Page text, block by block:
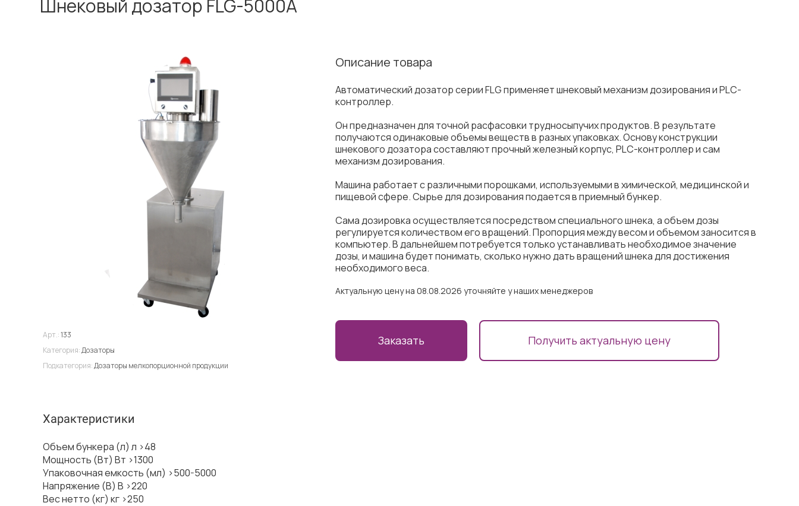
Шнековый дозатор FLG-5000A
Арт.:133
Категория:Дозаторы
Подкатегория:Дозаторы мелкопорционной продукции
Описание товара
Автоматический дозатор серии FLG применяет шнековый механизм дозирования и PLC-
контроллер.
Он предназначен для точной расфасовки трудносыпучих продуктов. В результате
получаются одинаковые объемы веществ в разных упаковках. Основу конструкции
шнекового дозатора составляют прочный железный корпус, PLC-контроллер и сам
механизм дозирования.
Машина работает с различными порошками, используемыми в химической, медицинской и
пищевой сфере. Сырье для дозирования подается в приемный бункер.
Сама дозировка осуществляется посредством специального шнека, а объем дозы
регулируется количеством его вращений. Пропорция между весом и объемом заносится в
компьютер. В дальнейшем потребуется только устанавливать необходимое значение
дозы, и машина будет понимать, сколько нужно дать вращений шнека для достижения
необходимого веса.
Актуальную цену на 08.08.2026 уточняйте у наших менеджеров
Заказать Получить актуальную цену
Характеристики
Объем бункера (л) л >48
Мощность (Вт) Вт >1300
Упаковочная емкость (мл) >500-5000
Напряжение (В) В >220
Вес нетто (кг) кг >250